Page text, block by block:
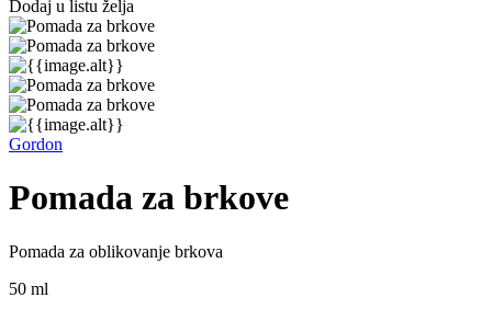
Dodaj u listu želja
Gordon
Pomada za brkove
Pomada za oblikovanje brkova
50 ml